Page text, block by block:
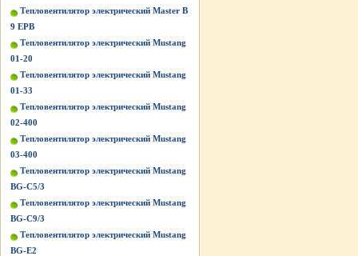
Тепловентилятор электрический Master B
9 EPB
Тепловентилятор электрический Mustang
01-20
Тепловентилятор электрический Mustang
01-33
Тепловентилятор электрический Mustang
02-400
Тепловентилятор электрический Mustang
03-400
Тепловентилятор электрический Mustang
BG-C5/3
Тепловентилятор электрический Mustang
BG-C9/3
Тепловентилятор электрический Mustang
BG-Е2